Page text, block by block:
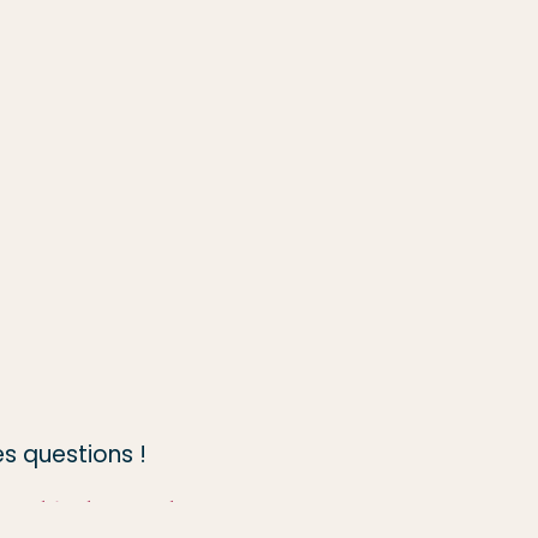
questions !
Le Méli Mélo de Mélo